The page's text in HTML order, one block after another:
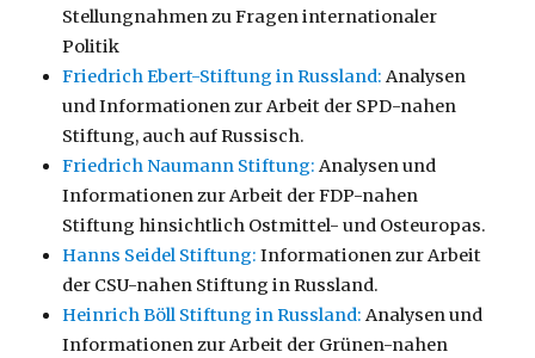
Stellungnahmen zu Fragen internationaler
Politik
Friedrich Ebert-Stiftung in Russland: Analysen
und Informationen zur Arbeit der SPD-nahen
Stiftung, auch auf Russisch.
Friedrich Naumann Stiftung: Analysen und
Informationen zur Arbeit der FDP-nahen
Stiftung hinsichtlich Ostmittel- und Osteuropas.
Hanns Seidel Stiftung: Informationen zur Arbeit
der CSU-nahen Stiftung in Russland.
Heinrich Böll Stiftung in Russland: Analysen und
Informationen zur Arbeit der Grünen-nahen